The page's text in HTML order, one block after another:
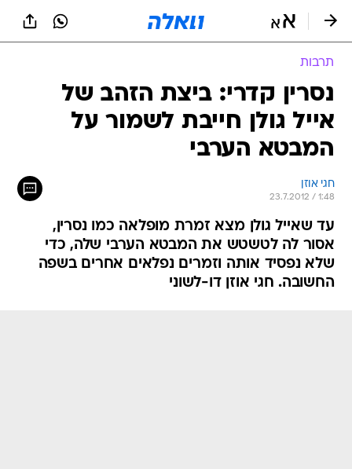
תרבות
נסרין קדרי: ביצת הזהב של
אייל גולן חייבת לשמור על
המבטא הערבי
חגי אוזן
23.7.2012 / 1:48
עד שאייל גולן מצא זמרת מופלאה כמו נסרין,
אסור לה לטשטש את המבטא הערבי שלה, כדי
שלא נפסיד אותה וזמרים נפלאים אחרים בשפה
החשובה. חגי אוזן דו-לשוני